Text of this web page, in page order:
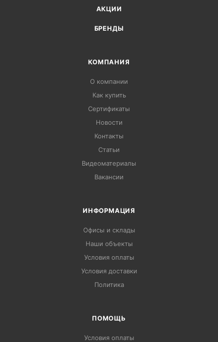
АКЦИИ
БРЕНДЫ
КОМПАНИЯ
О компании
Как купить
Сертификаты
Новости
Контакты
Статьи
Видеоматериалы
Вакансии
ИНФОРМАЦИЯ
Офисы и склады
Наши объекты
Условия оплаты
Условия доставки
Политика
ПОМОЩЬ
Условия оплаты